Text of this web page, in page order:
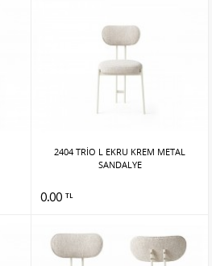
2404 TRİO L EKRU KREM METAL
SANDALYE
0.00 TL